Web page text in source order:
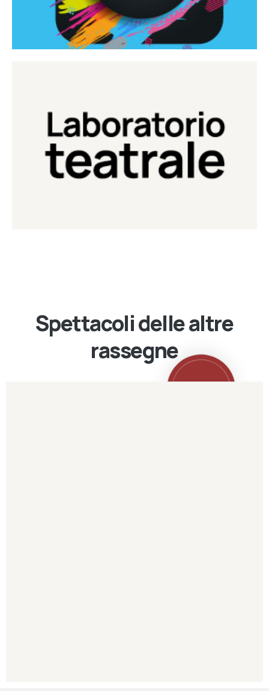
Laboratorio Teatrale
Laboratorio di teatro del Teatro Eduardo de Filippo
Continua
Spettacoli delle altre
rassegne